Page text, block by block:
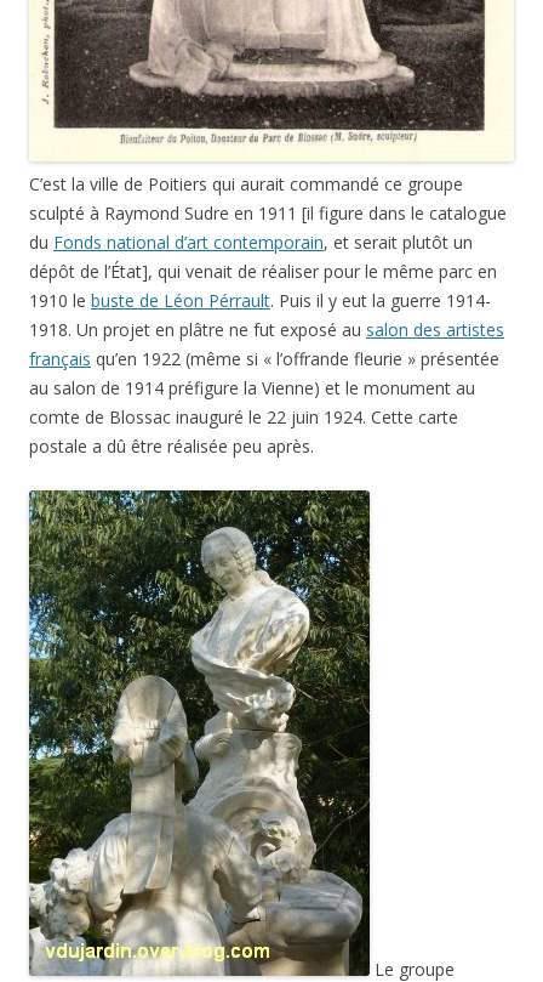
C’est la ville de Poitiers qui aurait commandé ce groupe
sculpté à Raymond Sudre en 1911 [il figure dans le catalogue
du Fonds national d’art contemporain, et serait plutôt un
dépôt de l’État], qui venait de réaliser pour le même parc en
1910 le buste de Léon Pérrault. Puis il y eut la guerre 1914-
1918. Un projet en plâtre ne fut exposé au salon des artistes
français qu’en 1922 (même si « l’offrande fleurie » présentée
au salon de 1914 préfigure la Vienne) et le monument au
comte de Blossac inauguré le 22 juin 1924. Cette carte
postale a dû être réalisée peu après.
Le groupe